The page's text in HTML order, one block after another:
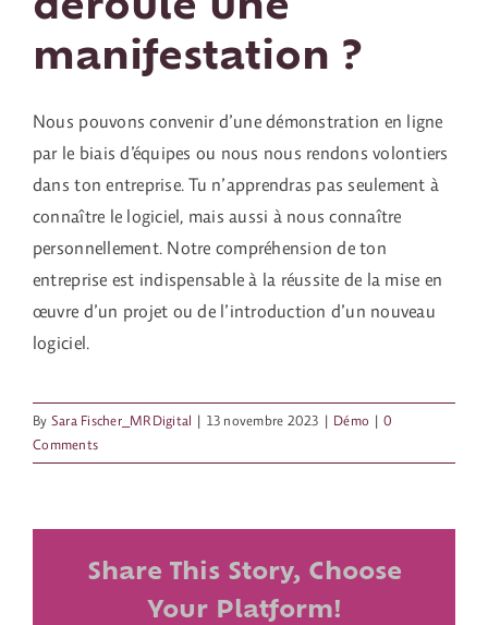
Contact
manifestation ?
Nous pouvons convenir d’une démonstration en ligne
par le biais d’équipes ou nous nous rendons volontiers
dans ton entreprise. Tu n’apprendras pas seulement à
connaître le logiciel, mais aussi à nous connaître
personnellement. Notre compréhension de ton
entreprise est indispensable à la réussite de la mise en
œuvre d’un projet ou de l’introduction d’un nouveau
logiciel.
By Sara Fischer_MRDigital | 13 novembre 2023 | Démo | 0
Comments
Share This Story, Choose
Your Platform!